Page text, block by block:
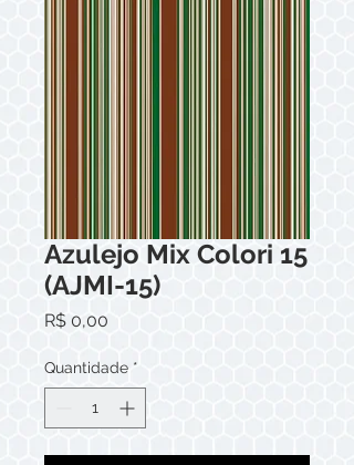
Azulejo Mix Colori 15
(AJMI-15)
R$ 0,00
Quantidade *